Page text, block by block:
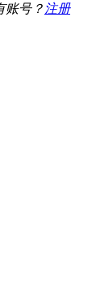
账号？ 注册